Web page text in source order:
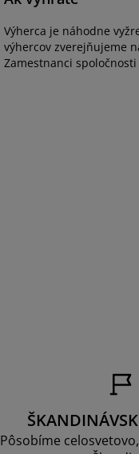
Výherca je náhodne
výhercov zverejňujeme
Zamestnanci spoločnosti
Pôsobíme